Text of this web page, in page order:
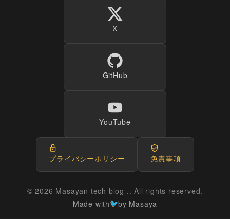
X
GitHub
YouTube
プライバシーポリシー 免責事項
© 2026 Masayan tech blog .. All rights reserved.
Made with
by Masaya